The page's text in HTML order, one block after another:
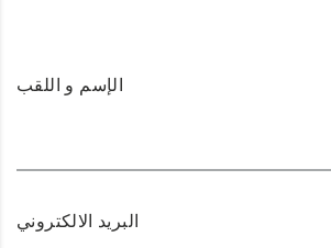
الإسم و اللقب
البريد الالكتروني